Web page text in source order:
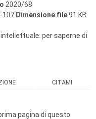
2020/68
107 Dimensione file91 KB
intellettuale: per saperne di
CITAMI
pagina di questo